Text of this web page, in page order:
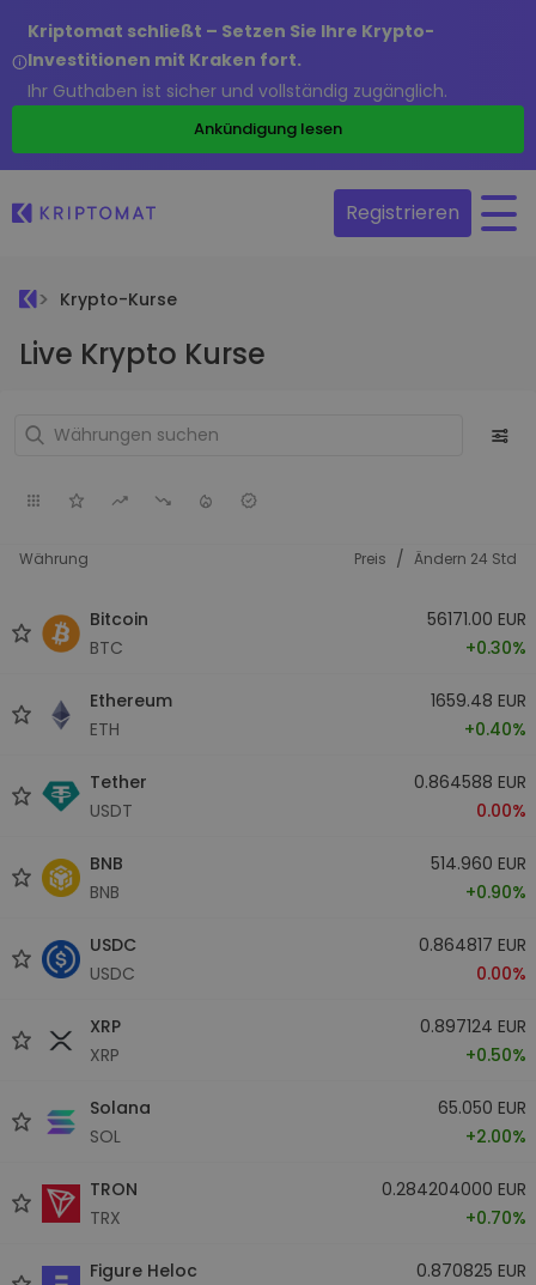
Kriptomat schließt – Setzen Sie Ihre Krypto-
Investitionen mit Kraken fort.
Ihr Guthaben ist sicher und vollständig zugänglich.
Ankündigung lesen
Registrieren
Krypto-Kurse
Live Krypto Kurse
Währung Preis / Ändern 24 Std
Bitcoin
BTC
56171.00 EUR
+0.30%
Ethereum
ETH
1659.48 EUR
+0.40%
Tether
USDT
0.864588 EUR
0.00%
BNB
BNB
514.960 EUR
+0.90%
USDC
USDC
0.864817 EUR
0.00%
XRP
XRP
0.897124 EUR
+0.50%
Solana
SOL
65.050 EUR
+2.00%
TRON
TRX
0.284204000 EUR
+0.70%
Figure Heloc
0.870825 EUR